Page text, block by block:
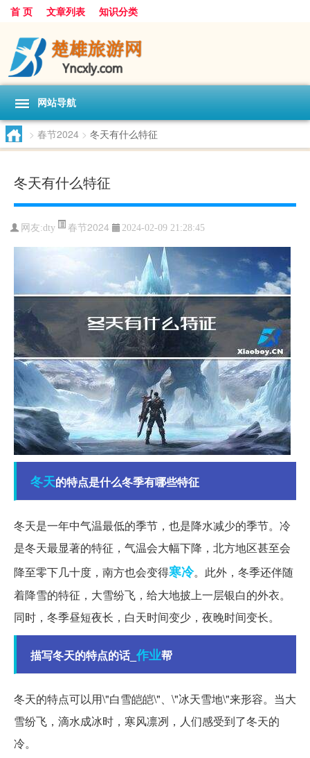
首 页 文章列表 知识分类
网站导航
> 春节2024 > 冬天有什么特征
冬天有什么特征
网友:dty 春节2024 2024-02-09 21:28:45
冬天的特点是什么冬季有哪些特征
冬天是一年中气温最低的季节，也是降水减少的季节。冷
是冬天最显著的特征，气温会大幅下降，北方地区甚至会
降至零下几十度，南方也会变得寒冷。此外，冬季还伴随
着降雪的特征，大雪纷飞，给大地披上一层银白的外衣。
同时，冬季昼短夜长，白天时间变少，夜晚时间变长。
描写冬天的特点的话_ 作业帮
冬天的特点可以用\"白雪皑皑\"、\"冰天雪地\"来形容。当大
雪纷飞，滴水成冰时，寒风凛冽，人们感受到了冬天的
冷。